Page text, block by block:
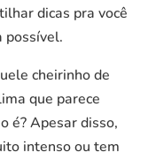
dicas pra você
possível.
cheirinho de
que parece
é? Apesar disso,
intenso ou tem